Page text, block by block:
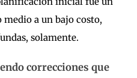
a un bajo costo,
solamente.
correcciones que